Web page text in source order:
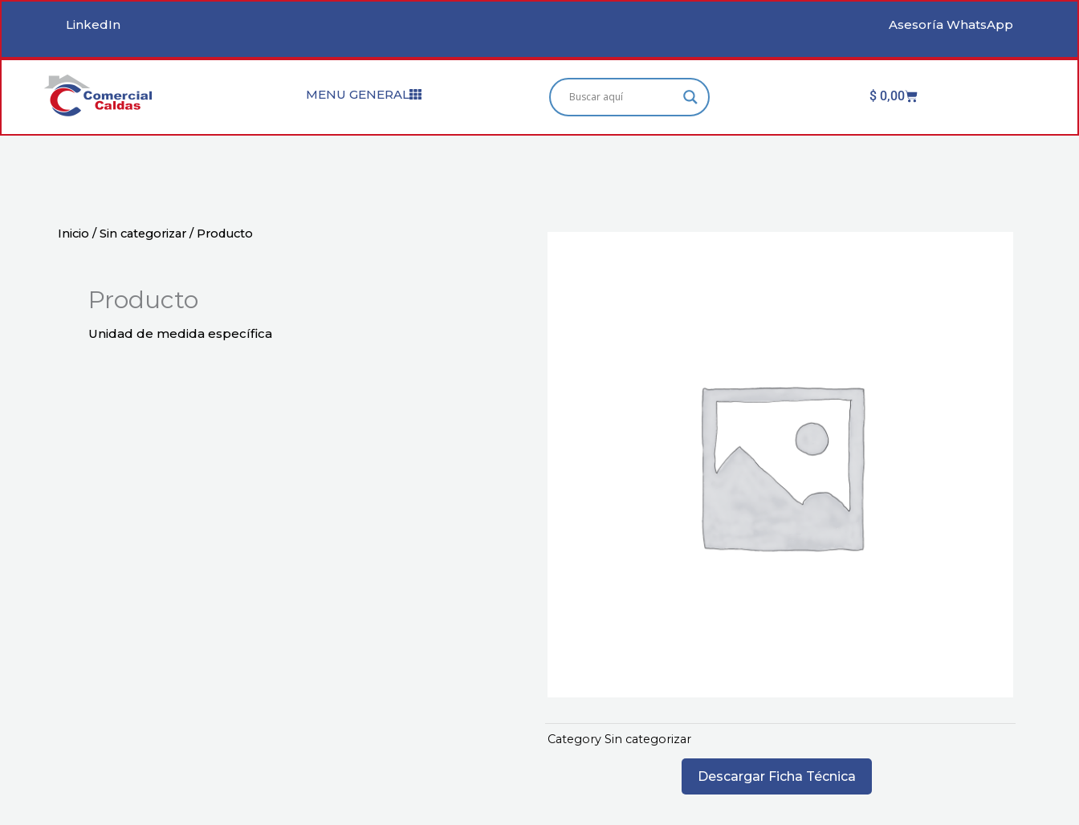
LinkedIn Asesoría WhatsApp
MENU GENERAL $0,00Cart
Inicio /Sin categorizar / Producto
Producto
Unidad de medida específica
Category Sin categorizar
Descargar Ficha Técnica